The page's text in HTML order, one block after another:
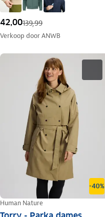
42,00139,99
Verkoop doorANWB
-40%
Human Nature